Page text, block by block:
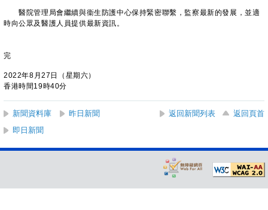
醫院管理局會繼續與衞生防護中心保持緊密聯繫，監察最新的發展，並適
時向公眾及醫護人員提供最新資訊。
完
2022年8月27日（星期六）
香港時間19時40分
新聞資料庫 昨日新聞 返回新聞列表
返回頁首
即日新聞